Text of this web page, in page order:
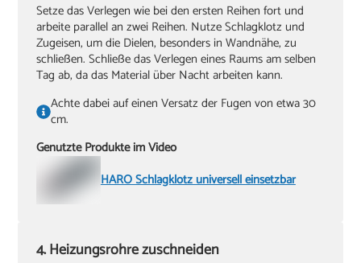
Setze das Verlegen wie bei den ersten Reihen fort und
arbeite parallel an zwei Reihen. Nutze Schlagklotz und
Zugeisen, um die Dielen, besonders in Wandnähe, zu
schließen. Schließe das Verlegen eines Raums am selben
Tag ab, da das Material über Nacht arbeiten kann.
Achte dabei auf einen Versatz der Fugen von etwa 30
cm.
Genutzte Produkte im Video
HARO Schlagklotz universell einsetzbar
4. Heizungsrohre zuschneiden